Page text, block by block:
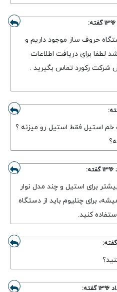
گفته:
حروف ساز موجود داریم و
لطفا برای دریافت اطلاعات
شرکت رکورد تماس بگیرید .
خم استیل فقط استیل رو میزنه ؟
گفته:
برای استیل و چند مدل نوار
برای چنلیوم باید از دستگاه
گفته:
گفته: